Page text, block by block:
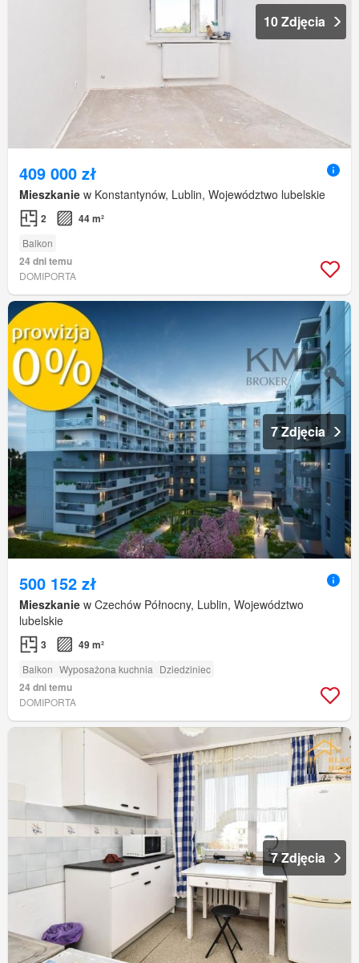
10 Zdjęcia
409 000 zł
Mieszkanie w Konstantynów, Lublin, Województwo lubelskie
2 44 m²
Balkon
24 dni temu
DOMIPORTA
7 Zdjęcia
500 152 zł
Mieszkanie w Czechów Północny, Lublin, Województwo
lubelskie
3 49 m²
Balkon Wyposażona kuchnia Dziedziniec
24 dni temu
DOMIPORTA
7 Zdjęcia